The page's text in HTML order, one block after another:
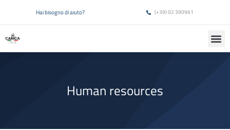
Hai bisogno di aiuto? (+39) 02 390961
Human resources